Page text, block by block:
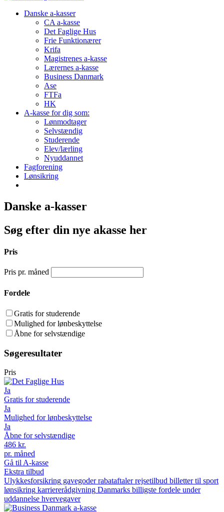
Danske a-kasser
CA a-kasse
Det Faglige Hus
Frie Funktionærer
Krifa
Magistrenes a-kasse
Lærernes a-kasse
Business Danmark
Ase
FTFa
HK
A-kasse for dig som:
Lønmodtager
Selvstændig
Studerende
Elev/lærling
Nyuddannet
Fagforening
Lønsikring
Danske a-kasser
Søg efter din nye akasse her
Pris
Pris pr. måned
Fordele
Gratis for studerende
Mulighed for lønbeskyttelse
Åbne for selvstændige
Søgeresultater
Pris
Ja
Gratis for studerende
Ja
Mulighed for lønbeskyttelse
Ja
Åbne for selvstændige
486 kr.
pr. måned
Gå til A-kasse
Ekstra tilbud
Ulykkesforsikring gavegoderrabataftalerrejsetilbud billetter til sport
lønsikring karriererådgivning Danmarks billigste fordele under
uddannelse hvervegaver